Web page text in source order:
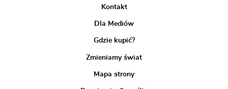
Kontakt
Dla Mediów
Gdzie kupić?
Zmieniamy świat
Mapa strony